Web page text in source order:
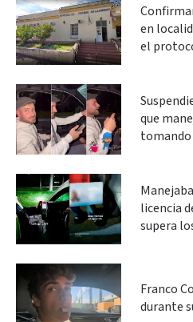
en
el
que
licencia
supera
Franco
durante